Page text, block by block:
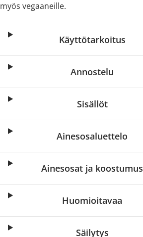
myös vegaaneille.
Käyttötarkoitus
Annostelu
Sisällöt
Ainesosaluettelo
Ainesosat ja koostumus
Huomioitavaa
Säilytys